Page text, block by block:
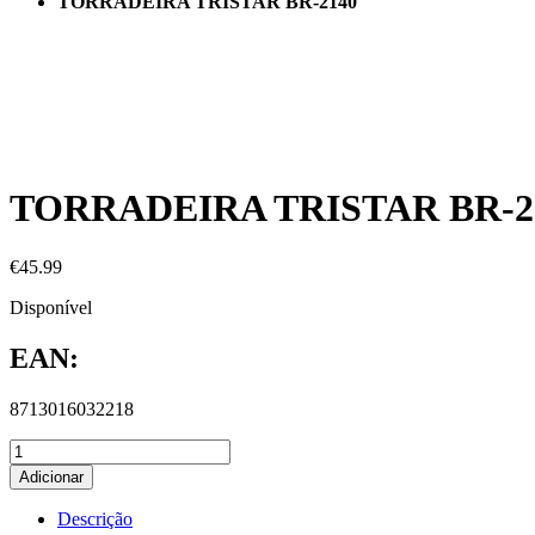
TORRADEIRA TRISTAR BR-
€45.99
Disponível
EAN:
8713016032218
Adicionar
Descrição